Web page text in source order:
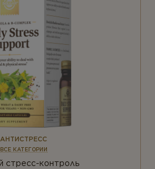
АНТИСТРЕСС
ВСЕ КАТЕГОРИИ
стресс-контроль